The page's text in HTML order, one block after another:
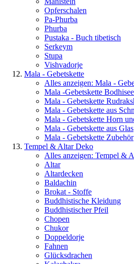
Opferschalen
Pa-Phurba
Phurba
Pustaka - Buch tibetisch
Serkeym
Stupa
Vishvadorje
Mala - Gebetskette
Alles anzeigen: Mala -
Mala -Gebetskette
Mala - Gebetskette
Mala - Gebetskette aus
Mala - Gebetskette Horn
Mala - Gebetskette aus Glas
Mala - Gebetskette Zubehör
Tempel & Altar Deko
Alles anzeigen: Tempel &
Altar
Altardecken
Baldachin
Brokat - Stoffe
Buddhistische Kleidung
Buddhistischer Pfeil
Chopen
Chukor
Doppeldorje
Fahnen
Glücksdrachen